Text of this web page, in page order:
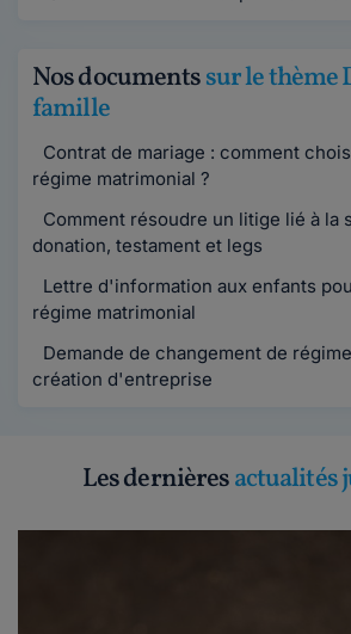
Nos documentssur le thème
famille
Contrat de mariage : comment
régime matrimonial ?
Comment résoudre un litige lié à la
donation, testament et legs
Lettre d'information aux enfants
régime matrimonial
Demande de changement de
création d'entreprise
Les dernièresactualités